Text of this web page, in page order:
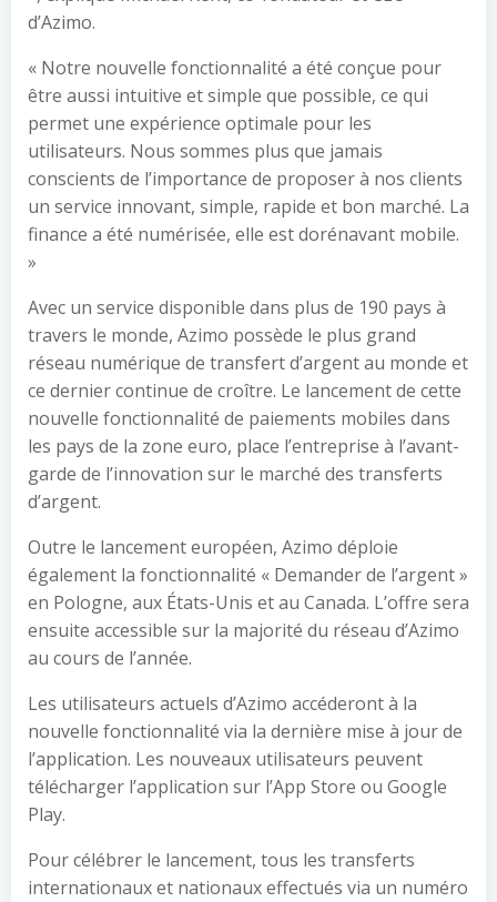
d’Azimo.
« Notre nouvelle fonctionnalité a été conçue pour
être aussi intuitive et simple que possible, ce qui
permet une expérience optimale pour les
utilisateurs. Nous sommes plus que jamais
conscients de l’importance de proposer à nos clients
un service innovant, simple, rapide et bon marché. La
finance a été numérisée, elle est dorénavant mobile.
»
Avec un service disponible dans plus de 190 pays à
travers le monde, Azimo possède le plus grand
réseau numérique de transfert d’argent au monde et
ce dernier continue de croître. Le lancement de cette
nouvelle fonctionnalité de paiements mobiles dans
les pays de la zone euro, place l’entreprise à l’avant-
garde de l’innovation sur le marché des transferts
d’argent.
Outre le lancement européen, Azimo déploie
également la fonctionnalité « Demander de l’argent »
en Pologne, aux États-Unis et au Canada. L’offre sera
ensuite accessible sur la majorité du réseau d’Azimo
au cours de l’année.
Les utilisateurs actuels d’Azimo accéderont à la
nouvelle fonctionnalité via la dernière mise à jour de
l’application. Les nouveaux utilisateurs peuvent
télécharger l’application sur l’App Store ou Google
Play.
Pour célébrer le lancement, tous les transferts
internationaux et nationaux effectués via un numéro